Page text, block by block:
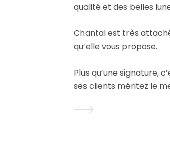
qualité et des belles
Chantal est très
qu’elle vous propose.
Plus qu’une signature,
ses clients méritez le